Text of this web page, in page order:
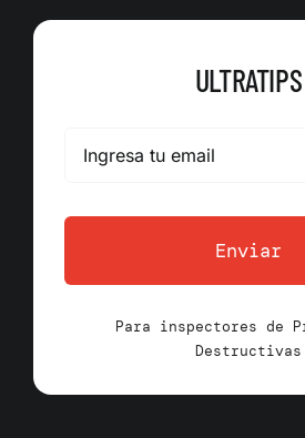
ULTRATIPS
Enviar
Para inspectores de
Destructivas